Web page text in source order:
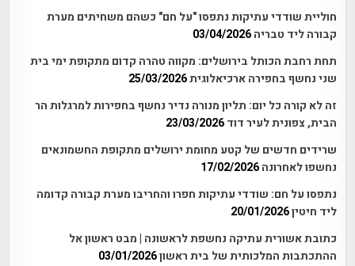
חוליית שודדי עתיקות נתפסו "על חם" כשהם משחיתים מערת
קבורה ליד טבריה 03/04/2026
תחת רחבת הכותל בירושלים: מקווה טהרה קדום מתקופת ימי בית
שני נחשף בחפירה ארכיאלוגית25/03/2026
זה לא קורה כל יום: תליון מנורה נדיר נחשף בחפירות למרגלות הר
הבית, צפונית לעיר דוד 23/03/2026
שרידים חדשים של קטע מחומת ירושלים מתקופת החשמונאים
נחשפו לאחרונה 17/02/2026
נתפסו על חם: שודדי עתיקות חפרו והחריבו מערת קבורה קדומה
ליד חיטין20/01/2026
כתובת אשורית עתיקה נחשפת לראשונה | מבט ראשון אל
ההתכתבות המלכותית של בית ראשון03/01/2026